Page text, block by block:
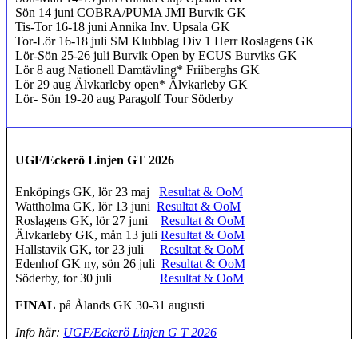
Sön 14 juni COBRA/PUMA JMI Burvik GK
Tis-Tor 16-18 juni Annika Inv. Upsala GK
Tor-Lör 16-18 juli SM Klubblag Div 1 Herr Roslagens GK
Lör-Sön 25-26 juli Burvik Open by ECUS Burviks GK
Lör 8 aug Nationell Damtävling* Friiberghs GK
Lör 29 aug Älvkarleby open* Älvkarleby GK
Lör- Sön 19-20 aug Paragolf Tour Söderby
UGF/Eckerö Linjen GT 2026
Enköpings GK, lör 23 maj Resultat & OoM
Wattholma GK, lör 13 juni Resultat & OoM
Roslagens GK, lör 27 juni Resultat & OoM
Älvkarleby GK, mån 13 juli Resultat & OoM
Hallstavik GK, tor 23 juli Resultat & OoM
Edenhof GK ny, sön 26 juli Resultat & OoM
Söderby, tor 30 juli Resultat & OoM
FINAL på Ålands GK 30-31 augusti
Info här: UGF/Eckerö Linjen G T 2026